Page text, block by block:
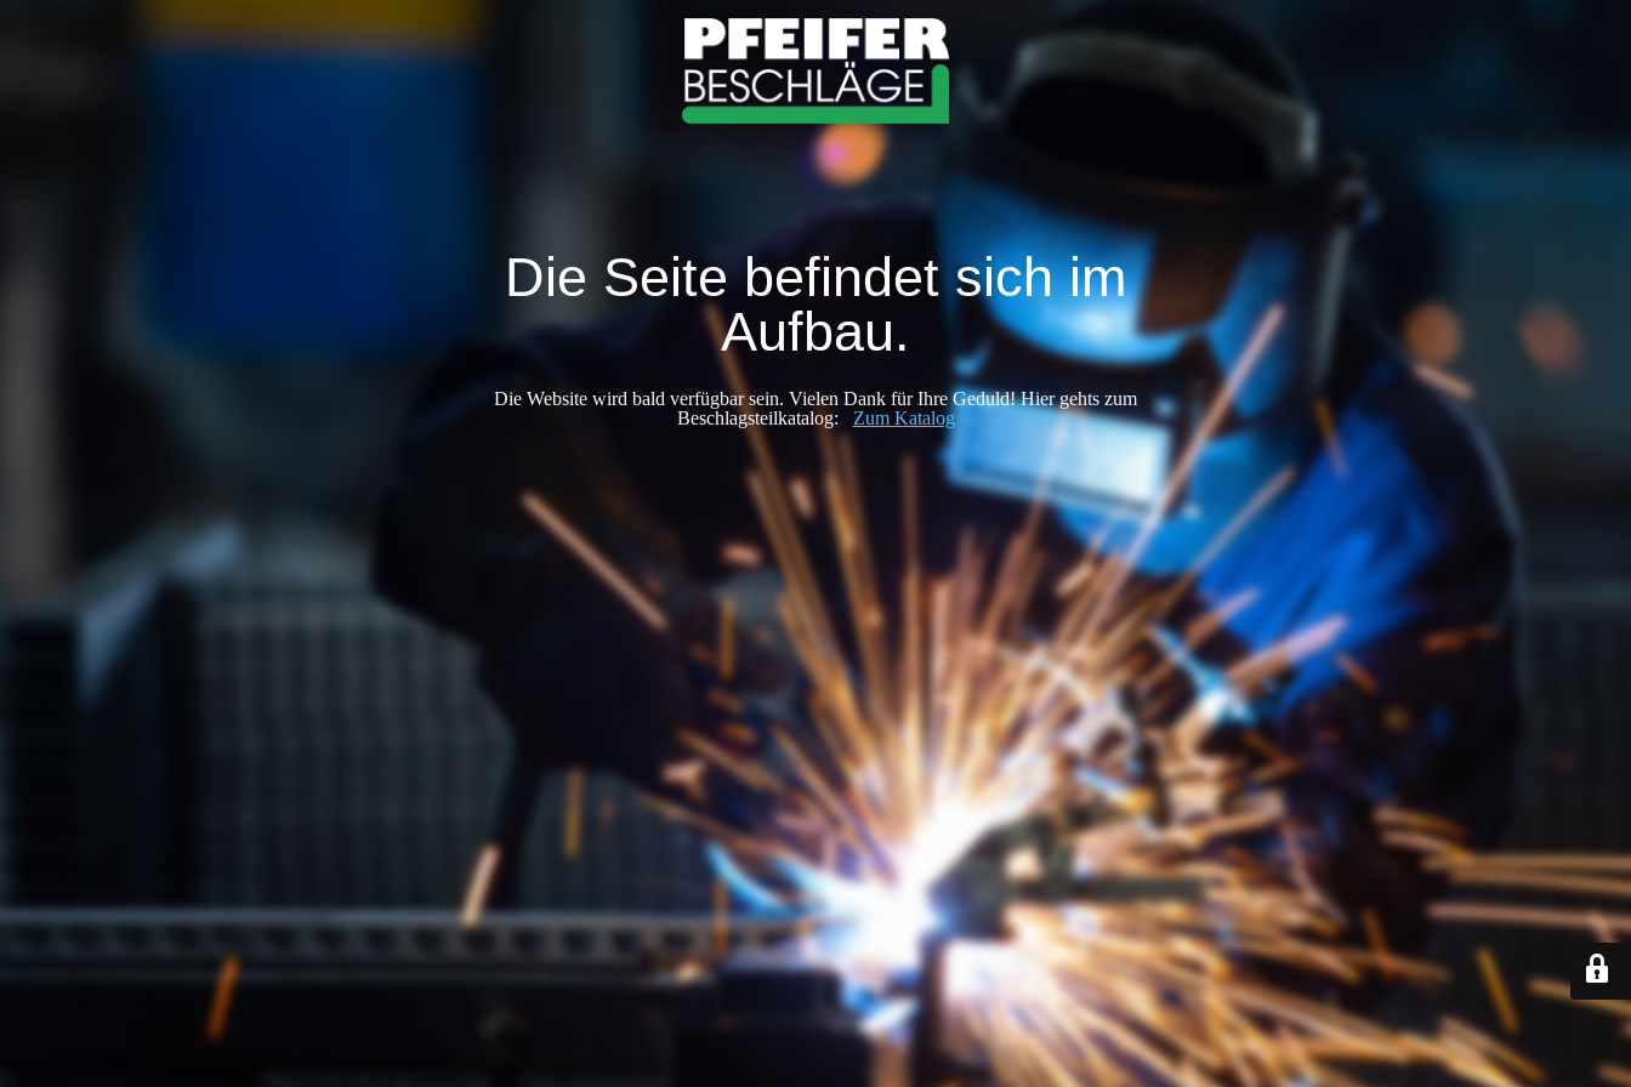
Die Seite befindet sich im
Aufbau.
Die Website wird bald verfügbar sein. Vielen Dank für Ihre Geduld! Hier gehts zum
Beschlagsteilkatalog: Zum Katalog